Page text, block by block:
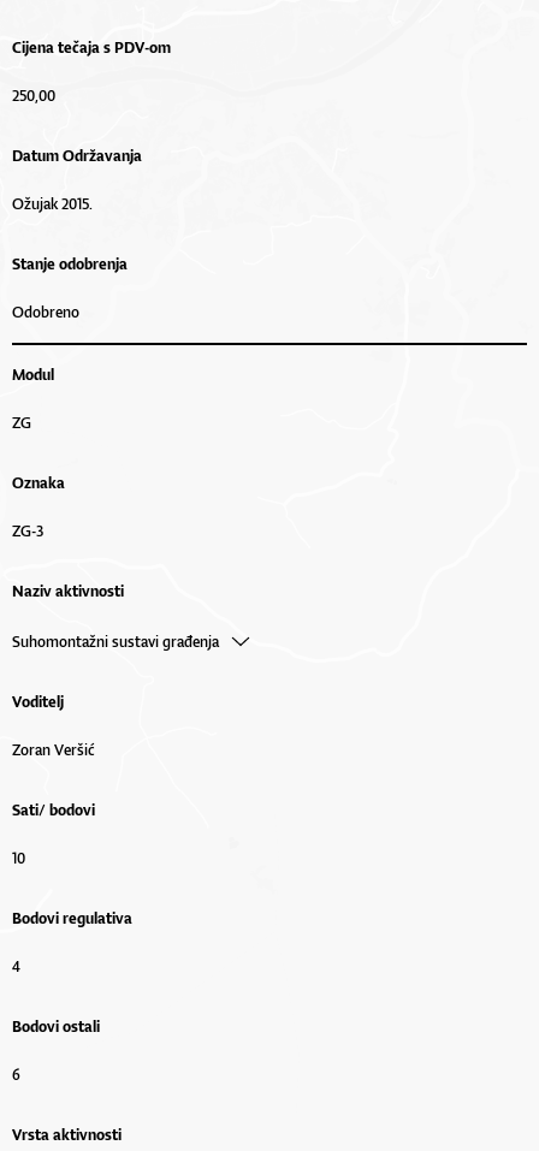
Cijena tečaja s PDV-om
250,00
Datum Održavanja
Ožujak 2015.
Stanje odobrenja
Odobreno
Modul
ZG
Oznaka
ZG-3
Naziv aktivnosti
Suhomontažni sustavi građenja
Voditelj
Zoran Veršić
Sati/ bodovi
10
Bodovi regulativa
4
Bodovi ostali
6
Vrsta aktivnosti